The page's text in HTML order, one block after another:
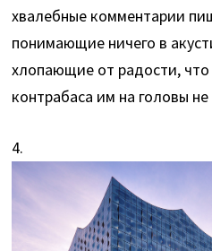
хвалебные комментарии
понимающие ничего в
хлопающие от радости, что
контрабаса им на головы
4.